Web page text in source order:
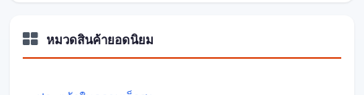
หมวดสินค้ายอดนิยม